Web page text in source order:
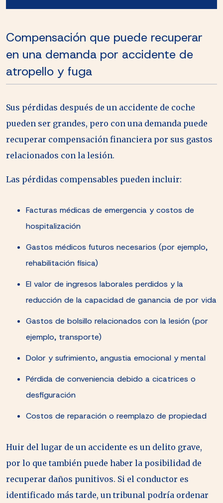
Compensación que puede recuperar
en una demanda por accidente de
atropello y fuga
Sus pérdidas después de un accidente de coche
pueden ser grandes, pero con una demanda puede
recuperar compensación financiera por sus gastos
relacionados con la lesión.
Las pérdidas compensables pueden incluir:
Facturas médicas de emergencia y costos de
hospitalización
Gastos médicos futuros necesarios (por ejemplo,
rehabilitación física)
El valor de ingresos laborales perdidos y la
reducción de la capacidad de ganancia de por vida
Gastos de bolsillo relacionados con la lesión (por
ejemplo, transporte)
Dolor y sufrimiento, angustia emocional y mental
Pérdida de conveniencia debido a cicatrices o
desfiguración
Costos de reparación o reemplazo de propiedad
Huir del lugar de un accidente es un delito grave,
por lo que también puede haber la posibilidad de
recuperar daños punitivos. Si el conductor es
identificado más tarde, un tribunal podría ordenar